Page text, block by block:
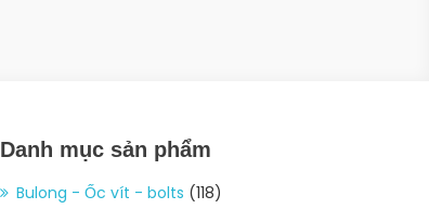
Danh mục sản phẩm
Bulong - Ốc vít - bolts (118)